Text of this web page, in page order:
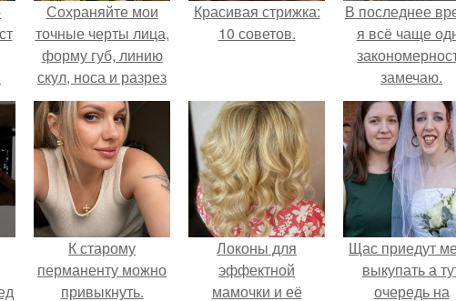
Сохраняйте мои
точные черты лица,
форму губ, линию
скул, носа и разрез
глаз.
Красивая стрижка:
10 советов.
В последнее
я всё чаще
замечаю.
К старому
перманенту можно
привыкнуть.
Локоны для
эффектной
мамочки и её
Щас приедут
выкупать а
очередь на